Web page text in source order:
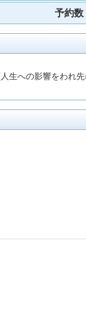
予約数
への影響をわれ先